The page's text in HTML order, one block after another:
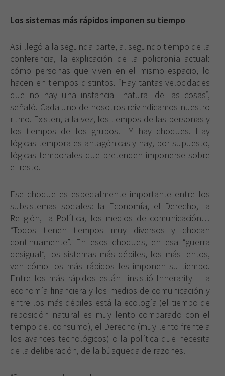
Los sistemas más rápidos imponen su tiempo
Así llegó a la segunda parte, al segundo tiempo de la
conferencia, la explicación de la policronía actual:
cómo personas que viven en el mismo espacio, lo
hacen en tiempos distintos. “Hay tantas velocidades
que no hay una instancia
natural de las cosas”,
señaló. Cada uno de nosotros reivindicamos nuestro
ritmo. Existen, a la vez, los tiempos de las personas y
los tiempos de los grupos.
Y hay choques. Hay
lógicas temporales antagónicas y hay, por supuesto,
lógicas temporales que pretenden imponerse sobre
el resto.
Ese choque es especialmente importante entre los
subsistemas sociales: la Economía, el Derecho, la
Religión, la Política, los medios de comunicación…
“Todos tienen tiempos muy diversos y chocan
continuamente”. En esos choques, en esa “guerra
desigual”, los sistemas más débiles, los más lentos,
ven cómo los más rápidos les imponen su tiempo.
Entre los más rápidos están—insistió Innerarity— la
economía financiera y los medios de comunicación y
entre los más débiles está la ecología (el tiempo de
reposición natural es muy lento comparado con el
tiempo del consumo), el Derecho (muy lento frente a
los avances tecnológicos) o la política que necesita
de la deliberación, de la búsqueda de razones.